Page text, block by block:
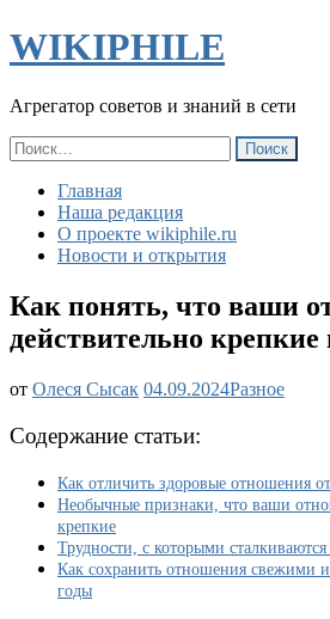
WIKIPHILE
Агрегатор советов и знаний в сети
Найти:
Главная
Наша редакция
О проекте wikiphile.ru
Новости и открытия
Как понять, что ваши
действительно крепкие
от Олеся Сысак 04.09.2024Как
крепкие
здоровые?
Разное
Содержание статьи:
Как отличить здоровые отношения
Необычные признаки, что ваши
крепкие
Трудности, с которыми
Как сохранить отношения свежими
годы